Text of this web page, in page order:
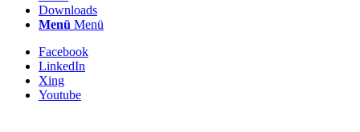
Downloads
Menü Menü
Facebook
LinkedIn
Xing
Youtube